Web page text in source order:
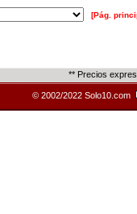
[Pág.
** Precios
© 2002/2022 Solo10.com